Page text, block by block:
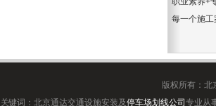
每一个施
版权所有：北
关键词：北京通达交通设施安装及停车场划线公司专业从